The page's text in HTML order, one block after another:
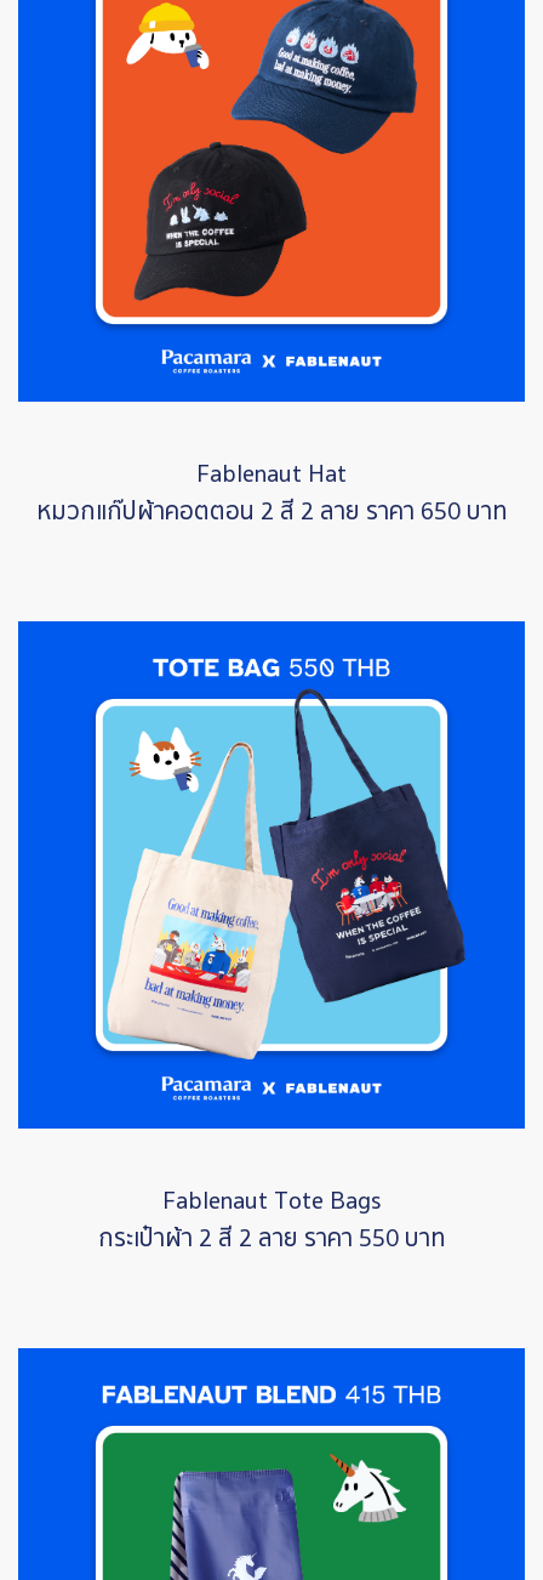
Fablenaut Hat
หมวกแก๊ปผ้าคอตตอน 2 สี 2 ลาย ราคา 650 บาท
Fablenaut Tote Bags
กระเป๋าผ้า 2 สี 2 ลาย ราคา 550 บาท